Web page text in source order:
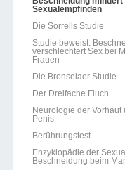
Sexualempfinden
Die Sorrells Studie
Studie beweist:
verschlechtert Sex bei
Frauen
Die Bronselaer Studie
Der Dreifache Fluch
Neurologie der Vorhaut
Penis
Berührungstest
Enzyklopädie der
Beschneidung beim